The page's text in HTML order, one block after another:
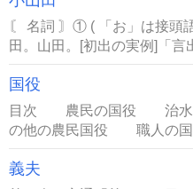
〘 名詞 〙① ( 「お」は接頭
田。山田。[初出の実例]「言
国役
目次 農民の国役 治
の他の農民国役 職人の国
義夫